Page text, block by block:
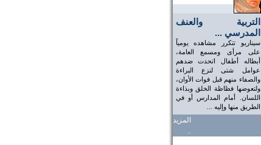
التربية والعنف
المدرسي ...
سيناريو تتكرر مشاهده يومياً
على مرأى ومسمع العامة،
أبطاله أطفال اتحدت ضدهم
عوامل شتى لنزع البراءة
والصفاء منهم قبل فوات الأوان،
ولتعوضها فظاظة الخلق وبذاءة
اللسان. أمام المدارس أو في
الطريق منها وإليه ...
المزيد
..